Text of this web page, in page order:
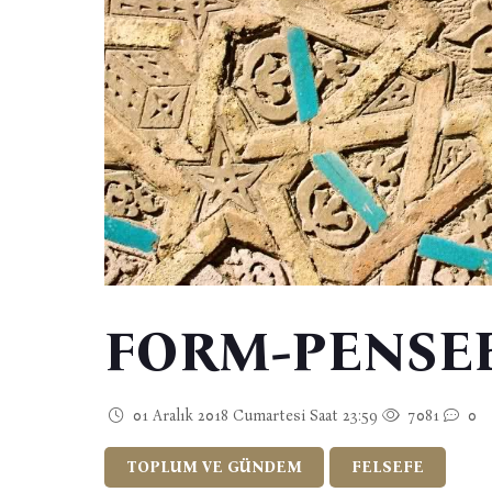
FORM-
01 Aralık 2018 Cumartesi Saat 23:59 7081 0
TOPLUM VE GÜNDEM FELSEFE